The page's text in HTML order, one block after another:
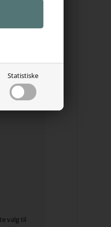
Statistiske
huden
ridning
valg til